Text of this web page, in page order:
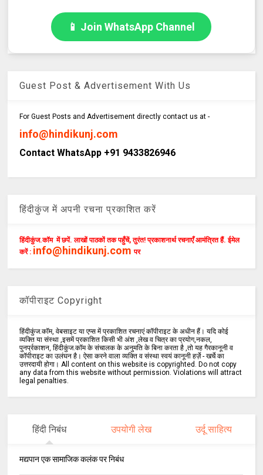
📱 Join WhatsApp Channel
Guest Post & Advertisement With Us
For Guest Posts and Advertisement directly contact us at -
info@hindikunj.com
Contact WhatsApp +91 9433826946
हिंदीकुंज में अपनी रचना प्रकाशित करें
हिंदीकुंज.कॉम में छपें. लाखों पाठकों तक पहुँचें, तुरंत! प्रकाशनार्थ रचनाएँ आमंत्रित हैं. ईमेल
करें : info@hindikunj.com पर
कॉपीराइट Copyright
हिंदीकुंज.कॉम, वेबसाइट या एप्स में प्रकाशित रचनाएं कॉपीराइट के अधीन हैं। यदि कोई
व्यक्ति या संस्था ,इसमें प्रकाशित किसी भी अंश ,लेख व चित्र का प्रयोग,नकल,
पुनर्प्रकाशन, हिंदीकुंज.कॉम के संचालक के अनुमति के बिना करता है ,तो यह गैरकानूनी व
कॉपीराइट का उलंघन है। ऐसा करने वाला व्यक्ति व संस्था स्वयं कानूनी हर्ज़े - खर्चे का
उत्तरदायी होगा। All content on this website is copyrighted. Do not copy
any data from this website without permission. Violations will attract
legal penalties.
हिंदी निबंध उपयोगी लेख उर्दू साहित्य
मद्यपान एक सामाजिक कलंक पर निबंध